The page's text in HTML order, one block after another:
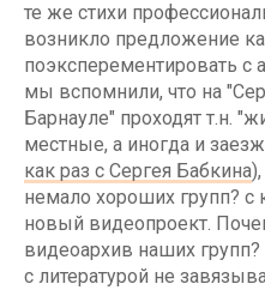
те же стихи
возникло предложение
поэксперементировать с
мы вспомнили, что на
Барнауле" проходят т.н.
местные, а иногда и
как раз с Сергея Бабкина
немало хороших групп?
новый видеопроект.
видеоархив наших групп?
с литературой не